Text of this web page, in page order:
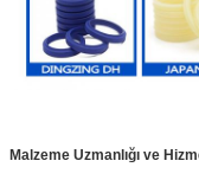
Malzeme Uzmanlığı ve